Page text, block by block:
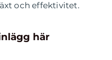
och effektivitet.
här